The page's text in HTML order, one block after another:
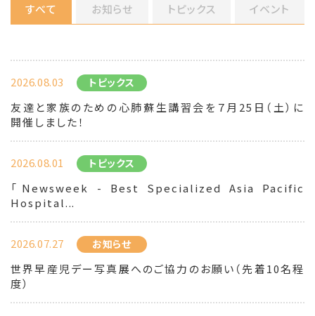
すべて お知らせ トピックス イベント
2026.08.03 トピックス
友達と家族のための心肺蘇生講習会を７月25日（土）に
開催しました！
2026.08.01 トピックス
「Newsweek - Best Specialized Asia Pacific
Hospital...
2026.07.27 お知らせ
世界早産児デー写真展へのご協力のお願い（先着10名程
度）